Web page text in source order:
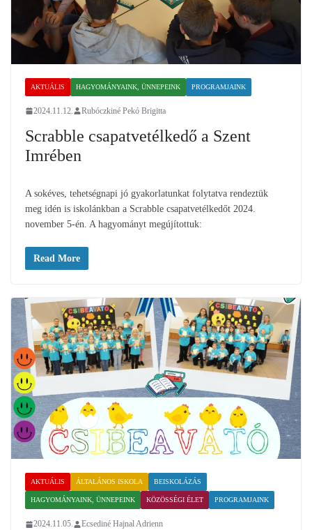
AKTUÁLIS HAGYOMÁNYAINK, ÜNNEPEINK PROGRAMJAINK
2024.11.12. Rubóczkiné Pekó Brigitta
Scrabble csapatvetélkedő a Szent
Imrében
A sokéves, tehetségnapi jó gyakorlatunkat folytatva rendeztük
meg idén is iskolánkban a Scrabble csapatvetélkedőt 2024.
november 5-én. A hagyományt megújítottuk:
Read More
AKTUÁLIS ÁLTALÁNOS ISKOLA BEISKOLÁZÁS
HAGYOMÁNYAINK, ÜNNEPEINK KÖZÖSSÉGI ÉLET PROGRAMJAINK
2024.11.05. Ecsediné Hajnal Adrienn